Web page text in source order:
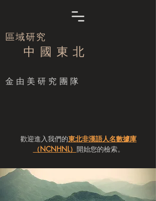
區域研究
中 國 東 北
​金由美研究團隊
歡迎進入我們的東北非漢語人名數據庫
（NCNHNL） 開始您的檢索。